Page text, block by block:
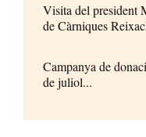
Visita del president
de Càrniques
Campanya de
de juliol...